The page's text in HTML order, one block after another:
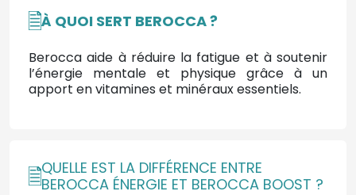
À QUOI SERT BEROCCA ?
Berocca aide à réduire la fatigue et à soutenir
l’énergie mentale et physique grâce à un
apport en vitamines et minéraux essentiels.
QUELLE EST LA DIFFÉRENCE ENTRE
BEROCCA ÉNERGIE ET BEROCCA BOOST ?